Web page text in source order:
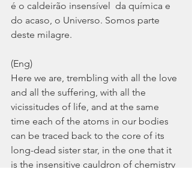
é o caldeirão insensível  da química e
do acaso, o Universo. Somos parte
deste milagre.
(Eng)
Here we are, trembling with all the love
and all the suffering, with all the
vicissitudes of life, and at the same
time each of the atoms in our bodies
can be traced back to the core of its
long-dead sister star, in the one that it
is the insensitive cauldron of chemistry